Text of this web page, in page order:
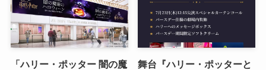
「ハリー・ポッター 闇の魔
舞台『ハリー・ポッターと